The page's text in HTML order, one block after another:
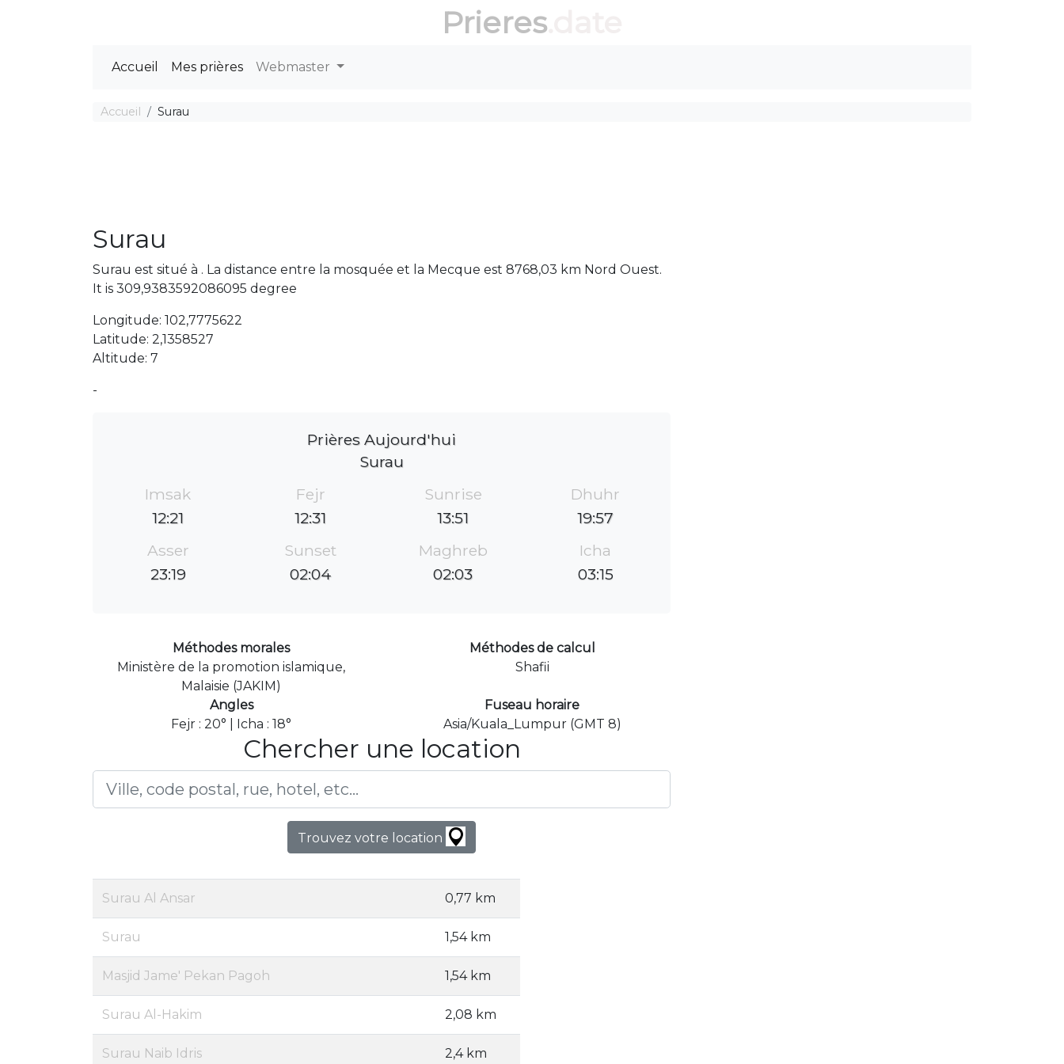
Prieres
Accueil Mes prières Webmaster
Accueil Surau
Surau
Surau est situé à . La distance entre la mosquée et la Mecque est 8768,03 km Nord Ouest.
It is 309,9383592086095 degree
Longitude: 102,7775622
Latitude: 2,1358527
Altitude: 7
-
Prières Aujourd'hui
Surau
Imsak
12:21
Fejr
12:31
Sunrise
13:51
Dhuhr
19:57
Asser
23:19
Sunset
02:04
Maghreb
02:03
Icha
03:15
Méthodes morales
Ministère de la promotion islamique,
Malaisie (JAKIM)
Méthodes de calcul
Shafii
Angles
Fejr : 20° | Icha : 18°
Fuseau horaire
Asia/Kuala_Lumpur (GMT 8)
Chercher une location
Trouvez votre location
Surau Al Ansar 0,77 km
Surau 1,54 km
Masjid Jame' Pekan Pagoh 1,54 km
Surau Al-Hakim 2,08 km
Surau Naib Idris 2,4 km